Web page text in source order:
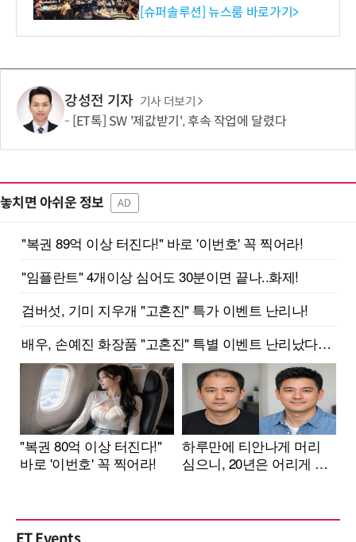
리 성료
[슈퍼솔루션] 뉴스룸 바로가기>
강성전 기자 기사 더보기
[ET톡] SW '제값받기', 후속 작업에 달렸다
놓치면 아쉬운 정보 AD
ET Events